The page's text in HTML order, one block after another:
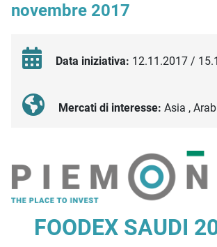
novembre 2017
Data iniziativa: 12.11.2017 /
Mercati di interesse: Asia ,
Descrizione iniziativa
FOODEX SAUDI